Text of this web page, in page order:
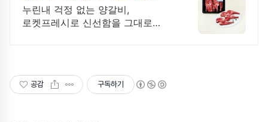
양고기 특식
누린내 걱정 없는 양갈비,
로켓프레시로 신선함을 그대로
공감 구독하기